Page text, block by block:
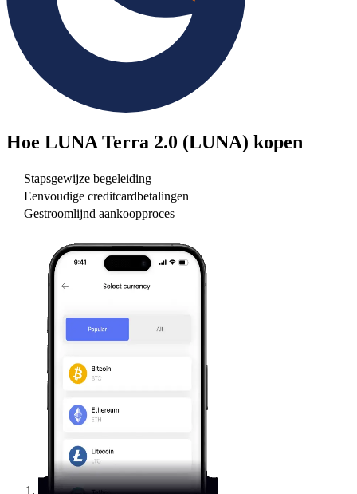
Hoe LUNA Terra 2.0 (LUNA) kopen
Stapsgewijze begeleiding
Eenvoudige creditcardbetalingen
Gestroomlijnd aankoopproces